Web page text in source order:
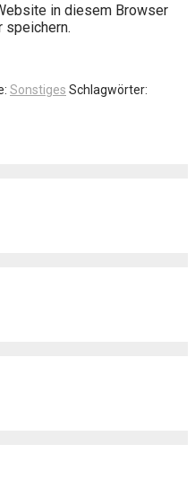
in diesem Browser
speichern.
Sonstiges Schlagwörter: